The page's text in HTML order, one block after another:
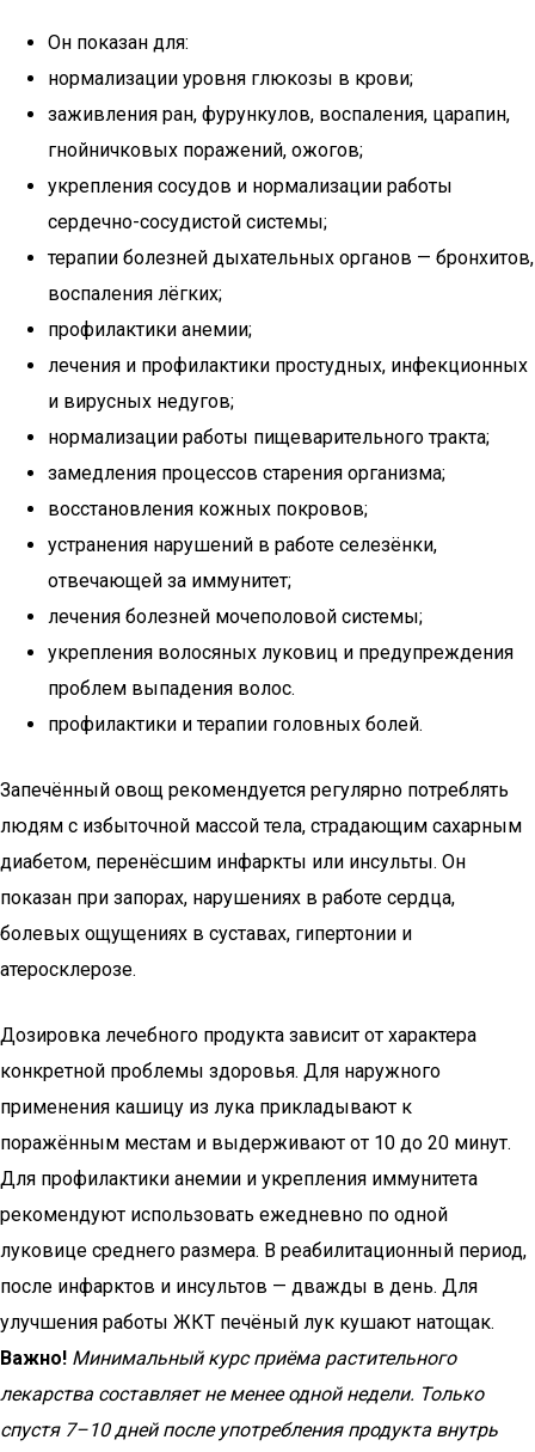
Он показан для:
нормализации уровня глюкозы в крови;
заживления ран, фурункулов, воспаления, царапин,
гнойничковых поражений, ожогов;
укрепления сосудов и нормализации работы
сердечно-сосудистой системы;
терапии болезней дыхательных органов — бронхитов,
воспаления лёгких;
профилактики анемии;
лечения и профилактики простудных, инфекционных
и вирусных недугов;
нормализации работы пищеварительного тракта;
замедления процессов старения организма;
восстановления кожных покровов;
устранения нарушений в работе селезёнки,
отвечающей за иммунитет;
лечения болезней мочеполовой системы;
укрепления волосяных луковиц и предупреждения
проблем выпадения волос.
профилактики и терапии головных болей.
Запечённый овощ рекомендуется регулярно потреблять
людям с избыточной массой тела, страдающим сахарным
диабетом, перенёсшим инфаркты или инсульты. Он
показан при запорах, нарушениях в работе сердца,
болевых ощущениях в суставах, гипертонии и
атеросклерозе.
Дозировка лечебного продукта зависит от характера
конкретной проблемы здоровья. Для наружного
применения кашицу из лука прикладывают к
поражённым местам и выдерживают от 10 до 20 минут.
Для профилактики анемии и укрепления иммунитета
рекомендуют использовать ежедневно по одной
луковице среднего размера. В реабилитационный период,
после инфарктов и инсультов — дважды в день. Для
улучшения работы ЖКТ печёный лук кушают натощак.
Важно! Минимальный курс приёма растительного
лекарства составляет не менее одной недели. Только
спустя 7–10 дней после употребления продукта внутрь